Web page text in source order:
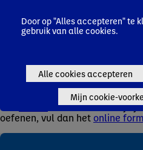
Verzenden
Je kan op elk moment je
een
te sturen. Indien je
oefenen, vul dan hetonline
Door op "Alles accepteren" te
gebruik van alle cookies.
Alle cookies accepteren
Mijn cookie-